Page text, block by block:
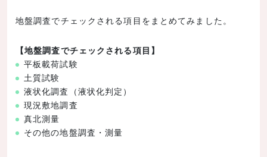
地盤調査でチェックされる項目をまとめてみました。
【地盤調査でチェックされる項目】
平板載荷試験
土質試験
液状化調査（液状化判定）
現況敷地調査
真北測量
その他の地盤調査・測量